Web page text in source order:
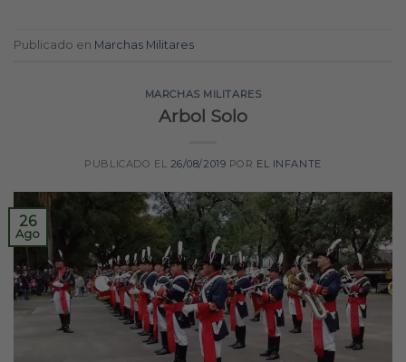
Publicado en Marchas Militares
MARCHAS MILITARES
Arbol Solo
PUBLICADO EL 26/08/2019 POR EL INFANTE
26
Ago